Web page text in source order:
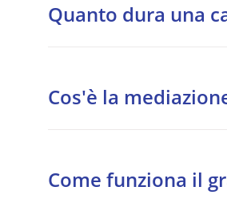
Quanto dura una
quando possibile.
Cos'è la
responsabilità medica,
Come funziona il